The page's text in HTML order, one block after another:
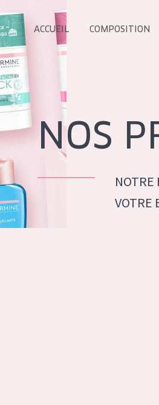
COLLECTION
Essentials
Lift+
Expert
ACCUEIL COMPOSITION
NOS
NOTRE
VOTRE